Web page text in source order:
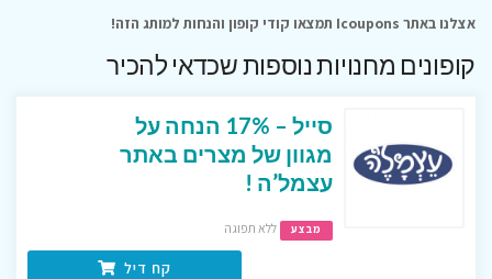
אצלנו באתר Icoupons תמצאו קודי קופון והנחות למותג הזה!
קופונים מחנויות נוספות שכדאי להכיר
סייל – 17% הנחה על
מגוון של מצרים באתר
עצמל’ה !
מבצע ללא תפוגה
קח דיל